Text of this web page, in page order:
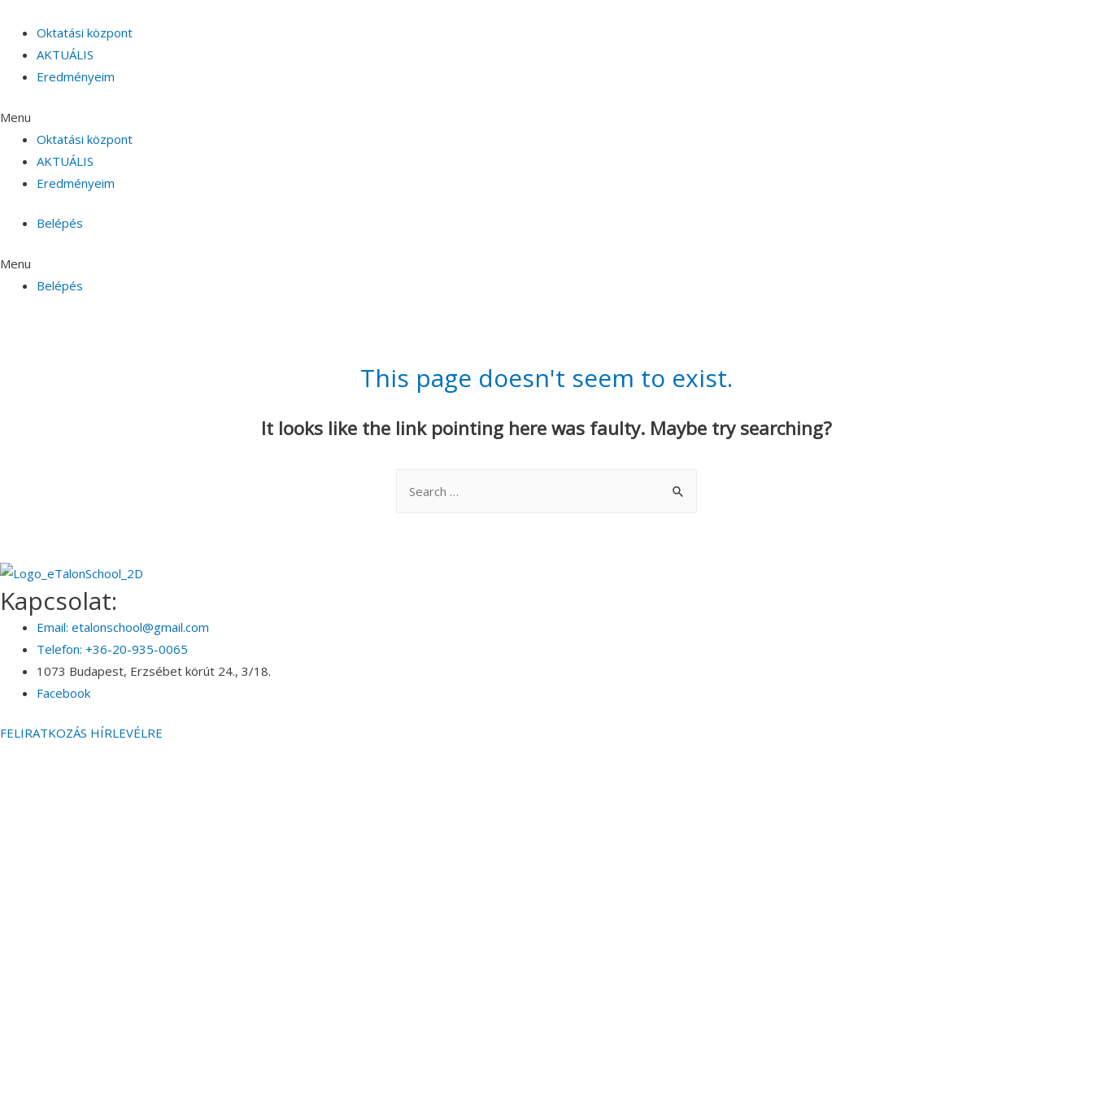
Oktatási központ
AKTUÁLIS
Eredményeim
Menu
Oktatási központ
AKTUÁLIS
Eredményeim
Belépés
Menu
Belépés
This page doesn't seem to exist.
It looks like the link pointing here was faulty. Maybe try searching?
for:
Kapcsolat:
Email: etalonschool@gmail.com
Telefon: +36-20-935-0065
1073 Budapest, Erzsébet körút 24., 3/18.
Facebook
FELIRATKOZÁS HÍRLEVÉLRE